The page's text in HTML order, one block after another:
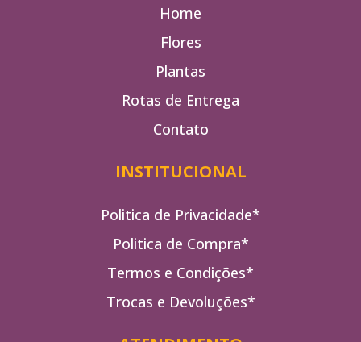
Home
Flores
Plantas
Rotas de Entrega
Contato
INSTITUCIONAL
Politica de Privacidade*
Politica de Compra*
Termos e Condições*
Trocas e Devoluções*